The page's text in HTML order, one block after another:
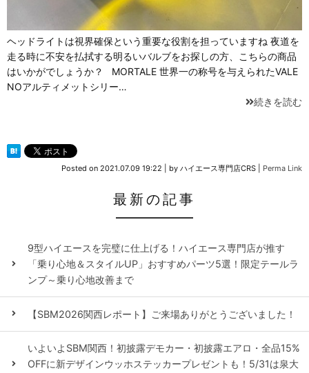
ヘッドライトは視界確保という重要な役割を担っていますね 夜道を
走る時に不安を払拭する明るいバルブをお探しの方、こちらの商品
はいかがでしょうか？ MORTALE 世界一の称号を与えられたVALE
NOアルティメットシリー…
続きを読む
Posted on 2021.07.09 19:22 by ハイエース専門店CRS Perma Link
最新の記事
9型ハイエースを完璧に仕上げる！ハイエース専門店が推す
「乗り心地＆スタイルUP」おすすめパーツ5選！限定テールラ
ンプ～乗り心地改善まで
【SBM2026関西レポート】ご来場ありがとうございました！
いよいよSBM関西！初披露デモカー・初披露エアロ・全品15%
OFFに新デザインウッホステッカープレゼントも！5/31は泉大